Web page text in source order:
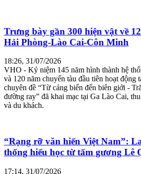
Trưng bày gần 300 hiện vật về
Hải Phòng-Lào Cai-Côn Minh
18:26, 31/07/2026
VHO - Kỷ niệm 145 năm hình thành hệ
và 120 năm chuyến tàu đầu tiên hoạt động
chuyên đề “Từ cảng biển đến biên giới -
đường ray” đã khai mạc tại Ga Lào Cai,
và du khách.
“Rạng rỡ văn hiến Việt Nam”:
thống hiếu học từ tấm gương Lê
17:14, 31/07/2026